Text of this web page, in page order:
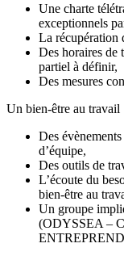
Une charte
exceptionnels
La récupération
Des horaires de
partiel à définir,
Des mesures
Un bien-être au travail
Des
d’équipe,
Des outils de
L’écoute du
bien-être au
Un groupe
(ODYSSEA –